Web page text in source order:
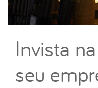
Invista
seu